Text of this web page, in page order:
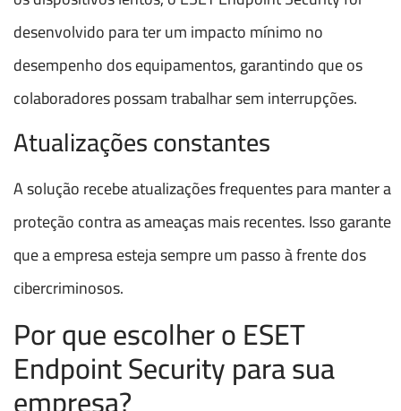
desenvolvido para ter um impacto mínimo no
desempenho dos equipamentos, garantindo que os
colaboradores possam trabalhar sem interrupções.
Atualizações constantes
A solução recebe atualizações frequentes para manter a
proteção contra as ameaças mais recentes. Isso garante
que a empresa esteja sempre um passo à frente dos
cibercriminosos.
Por que escolher o ESET
Endpoint Security para sua